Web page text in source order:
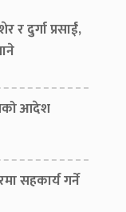
र दुर्गा प्रसाईं,
आदेश
सहकार्य गर्ने